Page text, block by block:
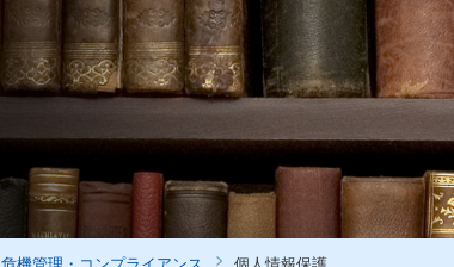
危機管理・コンプライアンス 個人情報保護